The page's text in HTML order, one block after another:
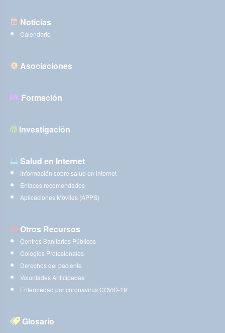
Noticias
Calendario
Asociaciones
Formación
Investigación
Salud en Internet
Información sobre salud en internet
Enlaces recomendados
Aplicaciones Móviles (APPS)
Otros Recursos
Centros Sanitarios Públicos
Colegios Profesionales
Derechos del paciente
Voluntades Anticipadas
Enfermedad por coronavirus COVID-19
Glosario